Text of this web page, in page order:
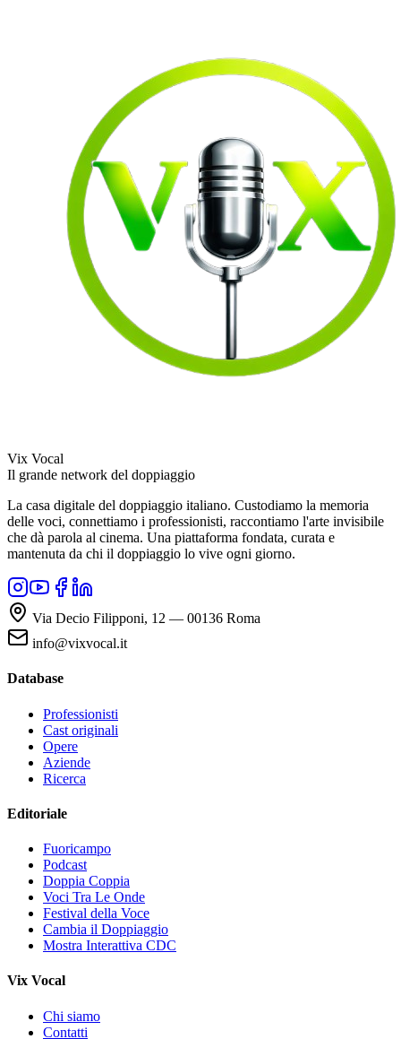
Vix Vocal
Il grande network del doppiaggio
La casa digitale del doppiaggio italiano. Custodiamo la memoria
delle voci, connettiamo i professionisti, raccontiamo l'arte invisibile
che dà parola al cinema. Una piattaforma fondata, curata e
mantenuta da chi il doppiaggio lo vive ogni giorno.
Via Decio Filipponi, 12 — 00136 Roma
info@vixvocal.it
Database
Professionisti
Cast originali
Opere
Aziende
Ricerca
Editoriale
Fuoricampo
Podcast
Doppia Coppia
Voci Tra Le Onde
Festival della Voce
Cambia il Doppiaggio
Mostra Interattiva CDC
Vix Vocal
Chi siamo
Contatti